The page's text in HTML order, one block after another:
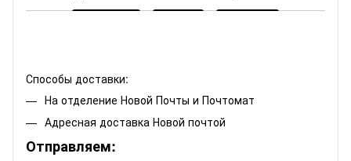
Способы доставки:
На отделение Новой Почты и Почтомат
Адресная доставка Новой почтой
Отправляем: